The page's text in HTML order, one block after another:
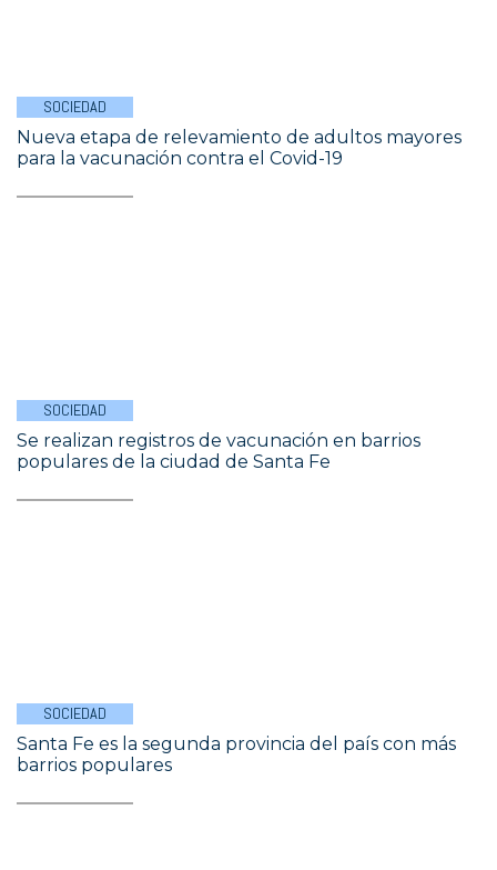
SOCIEDAD
Nueva etapa de relevamiento de adultos mayores
para la vacunación contra el Covid-19
SOCIEDAD
Se realizan registros de vacunación en barrios
populares de la ciudad de Santa Fe
SOCIEDAD
Santa Fe es la segunda provincia del país con más
barrios populares